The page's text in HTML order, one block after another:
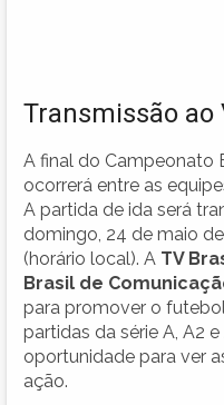
Transmissão ao
A final do Campeonato
ocorrerá entre as
A partida de ida será
domingo, 24 de maio
(horário local). A TV
Brasil de
para promover o
partidas da série A, A2
oportunidade para ver
ação.